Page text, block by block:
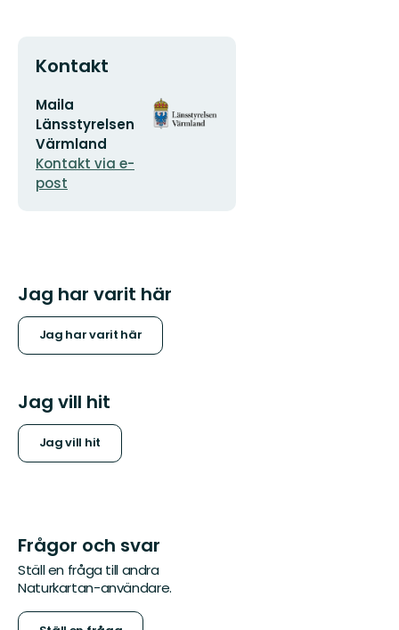
Kontakt
E-
postadress
Maila
Länsstyrelsen
Värmland
Kontakt via e-
post
Organisationens
logotyp
Jag har varit här
Jag har varit här
Jag vill hit
Jag vill hit
Frågor och svar
Ställ en fråga till andra
Naturkartan-användare.